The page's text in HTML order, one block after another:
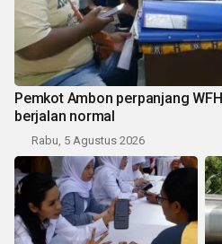
Pemkot Ambon perpanjang
berjalan normal
Rabu, 5 Agustus 2026